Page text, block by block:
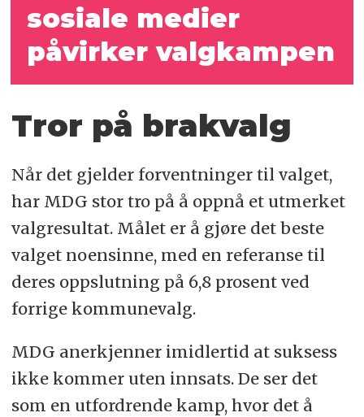
sosiale medier
påvirker valgkampen
Tror på brakvalg
Når det gjelder forventninger til valget,
har MDG stor tro på å oppnå et utmerket
valgresultat. Målet er å gjøre det beste
valget noensinne, med en referanse til
deres oppslutning på 6,8 prosent ved
forrige kommunevalg.
MDG anerkjenner imidlertid at suksess
ikke kommer uten innsats. De ser det
som en utfordrende kamp, hvor det å